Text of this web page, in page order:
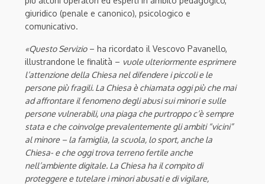
giuridico (penale e canonico), psicologico e
comunicativo.
«Questo Servizio– ha ricordato il Vescovo Pavanello,
illustrandone le finalità – vuole ulteriormente esprimere
l’attenzione della Chiesa nel difendere i piccoli e le
persone più fragili. La Chiesa è chiamata oggi più che mai
ad affrontare il fenomeno degli abusi sui minori e sulle
persone vulnerabili, una piaga che purtroppo c’è sempre
stata e che coinvolge prevalentemente gli ambiti “vicini”
al minore – la famiglia, la scuola, lo sport, anche la
Chiesa- e che oggi trova terreno fertile anche
nell’ambiente digitale. La Chiesa ha il compito di
proteggere e tutelare i minori abusati e di vigilare,